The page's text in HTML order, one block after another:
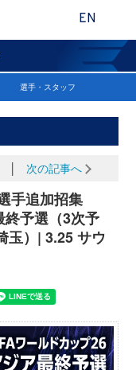
EN
選手・スタッフ
次の記事へ
手追加招集
終予選（3次予
玉）| 3.25 サウ